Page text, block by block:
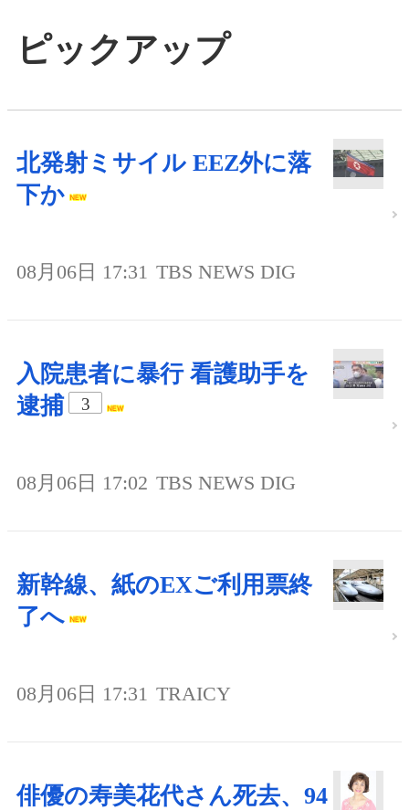
ピックアップ
北発射ミサイル EEZ外に落
下か
08月06日 17:31 TBS NEWS DIG
入院患者に暴行 看護助手を
逮捕
3
08月06日 17:02 TBS NEWS DIG
新幹線、紙のEXご利用票終
了へ
08月06日 17:31 TRAICY
俳優の寿美花代さん死去、94